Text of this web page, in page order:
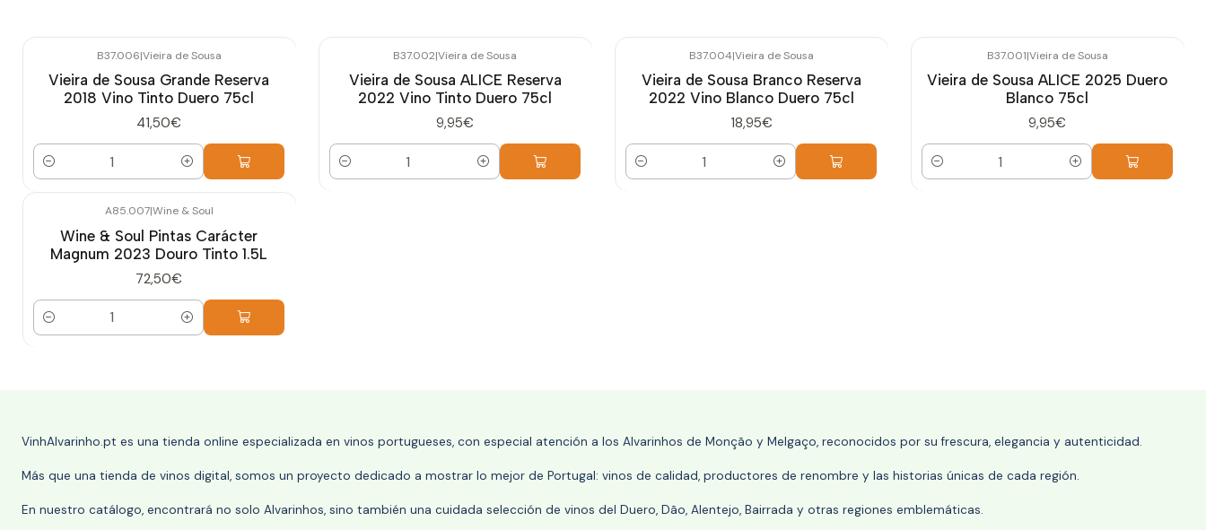
B37.006|Vieira de Sousa
Vieira de Sousa Grande Reserva
2018 Vino Tinto Duero 75cl
41,50€
Cantidad
B37.002|Vieira de Sousa
Vieira de Sousa ALICE Reserva
2022 Vino Tinto Duero 75cl
9,95€
Cantidad
B37.004|Vieira de Sousa
Vieira de Sousa Branco Reserva
2022 Vino Blanco Duero 75cl
18,95€
Cantidad
B37.001|Vieira de Sousa
Vieira de Sousa ALICE 2025 Duero
Blanco 75cl
9,95€
Cantidad
A85.007|Wine & Soul
Wine & Soul Pintas Carácter
Magnum 2023 Douro Tinto 1.5L
72,50€
Cantidad
VinhAlvarinho.pt es una tienda online especializada en vinos portugueses, con especial atención a los Alvarinhos de Monção y Melgaço, reconocidos por su frescura, elegancia y autenticidad.
Más que una tienda de vinos digital, somos un proyecto dedicado a mostrar lo mejor de Portugal: vinos de calidad, productores de renombre y las historias únicas de cada región.
En nuestro catálogo, encontrará no solo Alvarinhos, sino también una cuidada selección de vinos del Duero, Dão, Alentejo, Bairrada y otras regiones emblemáticas.